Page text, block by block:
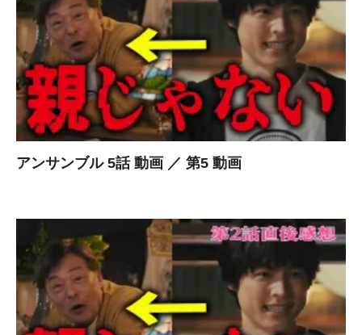
アンサンブル 5話 動画 ／ 第5 動画